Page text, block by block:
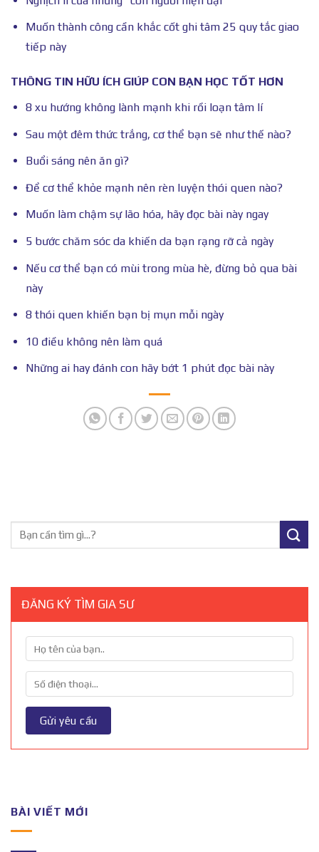
Muốn thành công cần khắc cốt ghi tâm 25 quy tắc giao
tiếp này
THÔNG TIN HỮU ÍCH GIÚP CON BẠN HỌC TỐT HƠN
8 xu hướng không lành mạnh khi rồi loạn tâm lí
Sau một đêm thức trắng, cơ thể bạn sẽ như thế nào?
Buổi sáng nên ăn gì?
Để cơ thể khỏe mạnh nên rèn luyện thói quen nào?
Muốn làm chậm sự lão hóa, hãy đọc bài này ngay
5 bước chăm sóc da khiến da bạn rạng rỡ cả ngày
Nếu cơ thể bạn có mùi trong mùa hè, đừng bỏ qua bài
này
8 thói quen khiến bạn bị mụn mỗi ngày
10 điều không nên làm quá
Những ai hay đánh con hãy bớt 1 phút đọc bài này
ĐĂNG KÝ TÌM GIA SƯ
BÀI VIẾT MỚI